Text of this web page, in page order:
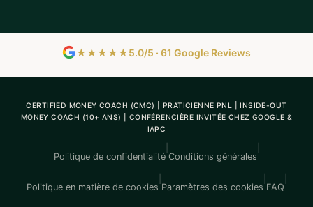
★★★★★5.0/5 · 61 Google Reviews
CERTIFIED MONEY COACH (CMC) | PRATICIENNE PNL | INSIDE-OUT
MONEY COACH (10+ ANS) | CONFÉRENCIÈRE INVITÉE CHEZ GOOGLE &
IAPC
Politique de confidentialité Conditions générales
Politique en matière de cookies Paramètres des cookies FAQ